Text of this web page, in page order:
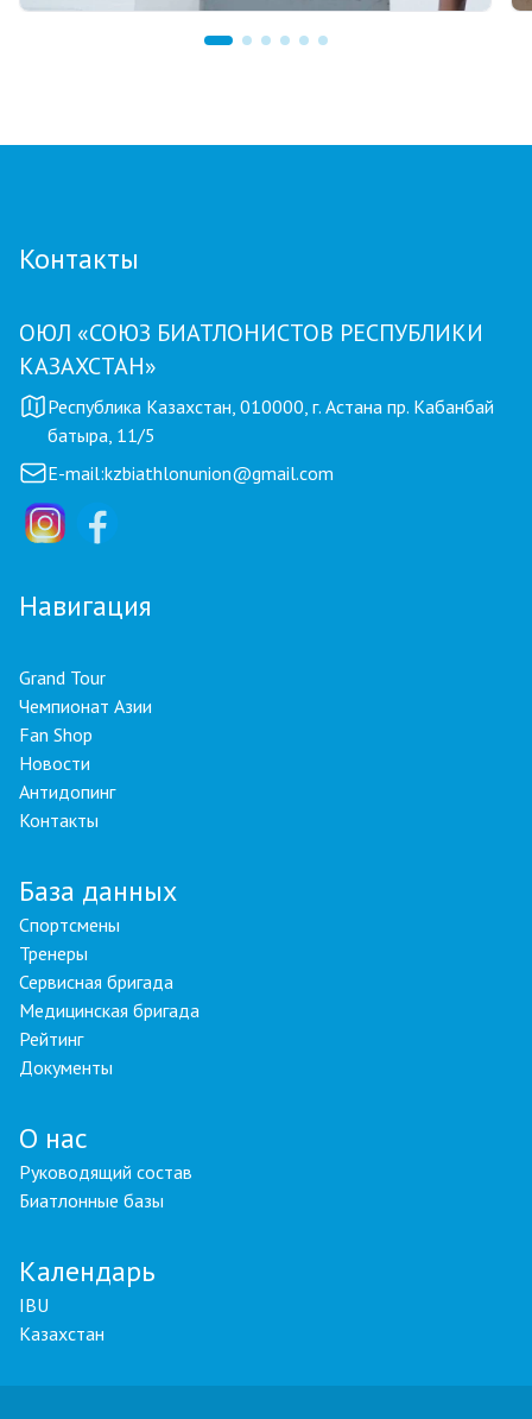
Контакты
ОЮЛ «СОЮЗ БИАТЛОНИСТОВ РЕСПУБЛИКИ
КАЗАХСТАН»
Республика Казахстан, 010000, г. Астана пр. Кабанбай
батыра, 11/5
E-mail:kzbiathlonunion@gmail.com
Навигация
Grand Tour
Чемпионат Азии
Fan Shop
Новости
Антидопинг
Контакты
База данных
Спортсмены
Тренеры
Сервисная бригада
Медицинская бригада
Рейтинг
Документы
О нас
Руководящий состав
Биатлонные базы
Календарь
IBU
Казахстан